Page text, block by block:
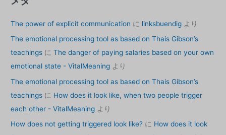
The power of explicit communication に linksbuendig より
The emotional processing tool as based on Thais Gibson’s
teachings にThe danger of paying salaries based on your own
emotional state - VitalMeaning より
The emotional processing tool as based on Thais Gibson’s
teachings に How does it look like, when two people trigger
each other - VitalMeaning より
How does not getting triggered look like? に How does it look